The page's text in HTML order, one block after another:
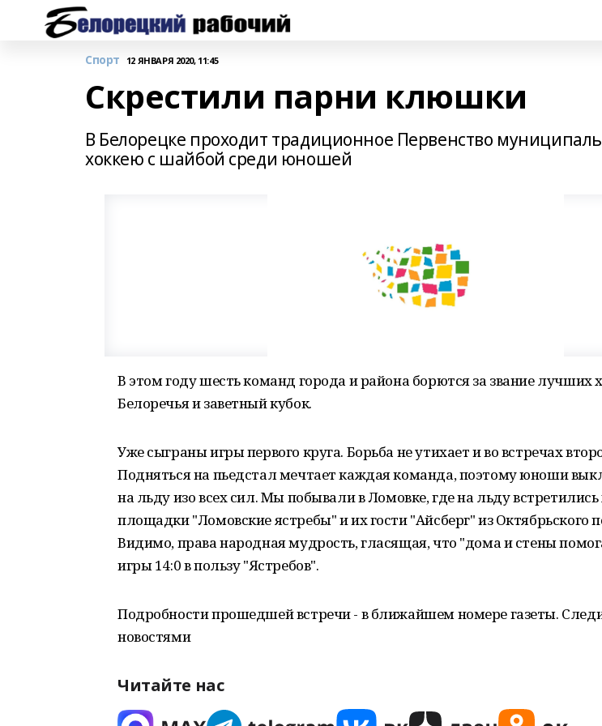
Спорт 12 ЯНВАРЯ 2020, 11:45
Скрестили парни клюшки
В Белорецке проходит традиционное Первенство
хоккею с шайбой среди юношей
В этом году шесть команд города и района борются за звание лучших
Белоречья и заветный кубок.
Уже сыграны игры первого круга. Борьба не утихает и во встречах
Подняться на пьедстал мечтает каждая команда, поэтому юноши
на льду изо всех сил. Мы побывали в Ломовке, где на льду встретились
площадки "Ломовские ястребы" и их гости "Айсберг" из Октябрьского
Видимо, права народная мудрость, гласящая, что "дома и стены
игры 14:0 в пользу "Ястребов".
Подробности прошедшей встречи - в ближайшем номере газеты.
новостями
Читайте нас